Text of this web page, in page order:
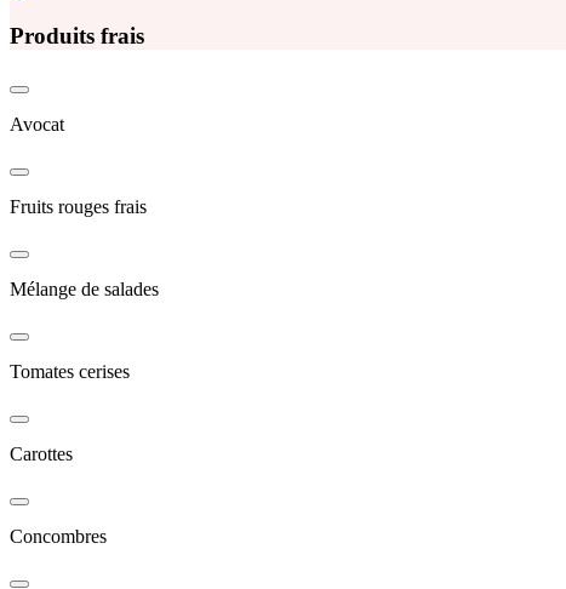
Produits frais
Avocat
Fruits rouges frais
Mélange de salades
Tomates cerises
Carottes
Concombres